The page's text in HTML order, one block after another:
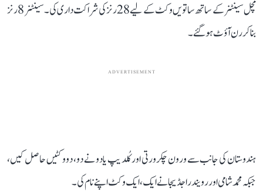
مچل سینٹنر کے ساتھ ساتویں وکٹ کے لیے 28 رنز کی شراکت داری کی۔ سینٹنر 8 رنز
بنا کر رن آؤٹ ہو گئے۔
ADVERTISEMENT
ہندوستان کی جانب سے ورون چکرورتی اور کُلدیپ یادو نے دو، دو وکٹیں حاصل کیں،
جبکہ محمد شامی اور رویندرا جڈیجا نے ایک، ایک وکٹ اپنے نام کی۔